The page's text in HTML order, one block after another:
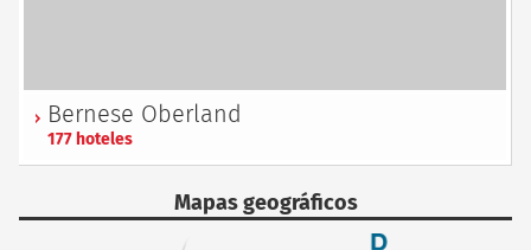
Bernese Oberland
177 hoteles
Mapas geográficos